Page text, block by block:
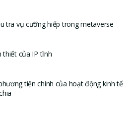
tra vụ cưỡng hiếp trong metaverse
thiết của IP tĩnh
tiện chính của hoạt động kinh tế